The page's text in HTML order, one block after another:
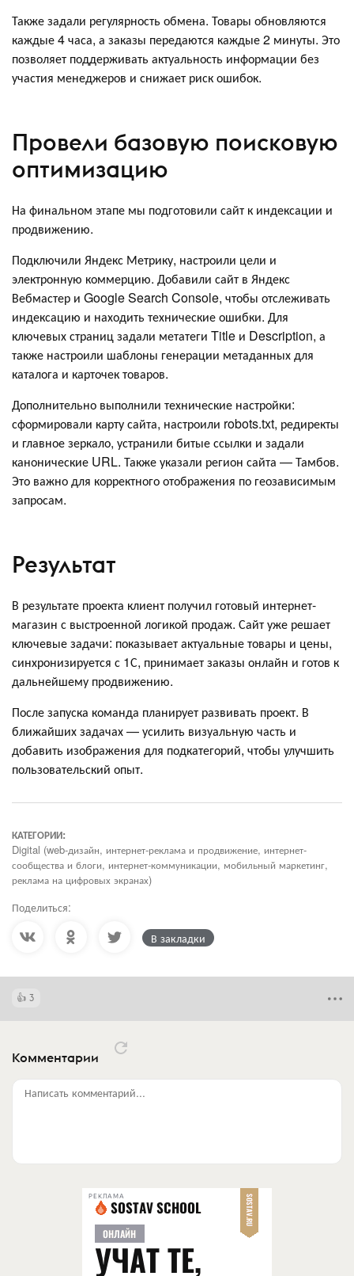
Также задали регулярность обмена. Товары обновляются
каждые 4 часа, а заказы передаются каждые 2 минуты. Это
позволяет поддерживать актуальность информации без
участия менеджеров и снижает риск ошибок.
Провели базовую поисковую
оптимизацию
На финальном этапе мы подготовили сайт к индексации и
продвижению.
Подключили Яндекс Метрику, настроили цели и
электронную коммерцию. Добавили сайт в Яндекс
Вебмастер и Google Search Console, чтобы отслеживать
индексацию и находить технические ошибки. Для
ключевых страниц задали метатеги Title и Description, а
также настроили шаблоны генерации метаданных для
каталога и карточек товаров.
Дополнительно выполнили технические настройки:
сформировали карту сайта, настроили robots.txt, редиректы
и главное зеркало, устранили битые ссылки и задали
канонические URL. Также указали регион сайта — Тамбов.
Это важно для корректного отображения по геозависимым
запросам.
Результат
В результате проекта клиент получил готовый интернет-
магазин с выстроенной логикой продаж. Сайт уже решает
ключевые задачи: показывает актуальные товары и цены,
синхронизируется с 1С, принимает заказы онлайн и готов к
дальнейшему продвижению.
После запуска команда планирует развивать проект. В
ближайших задачах — усилить визуальную часть и
добавить изображения для подкатегорий, чтобы улучшить
пользовательский опыт.
КАТЕГОРИИ:
Digital (web-дизайн, интернет-реклама и продвижение, интернет-
сообщества и блоги, интернет-коммуникации, мобильный маркетинг,
реклама на цифровых экранах)
Поделиться:
В закладки
3
Комментарии
Написать комментарий...
РЕКЛАМА